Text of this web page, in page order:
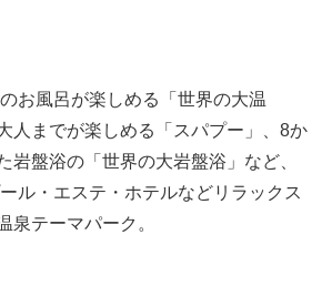
お風呂が楽しめる「世界の大温
人までが楽しめる「スパプー」、8か
岩盤浴の「世界の大岩盤浴」など、
ル・エステ・ホテルなどリラックス
泉テーマパーク。